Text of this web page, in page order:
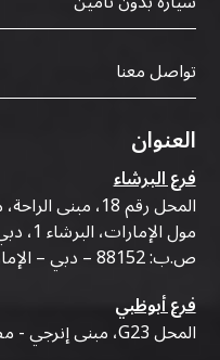
تواصل معنا
العنوان
فرع البرشاء
المحل رقم 18،
مول الإمارات، البرشاء 1، دبي
ص.ب: 88152 – دبي – الإمارات العربية المتحدة
فرع أبوظبي
المحل G23، مبنى إنرجي - مصفح - M20 - أبوظبي